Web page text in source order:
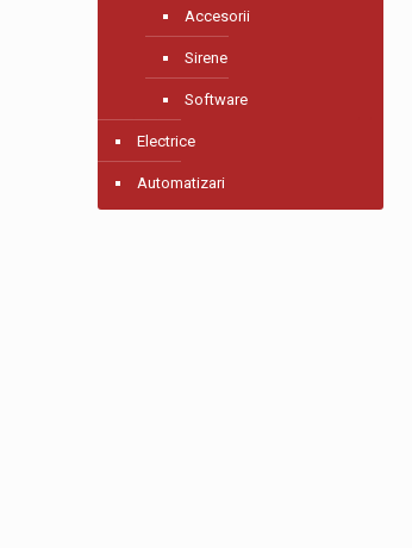
Accesorii
Sirene
Software
Electrice
Automatizari